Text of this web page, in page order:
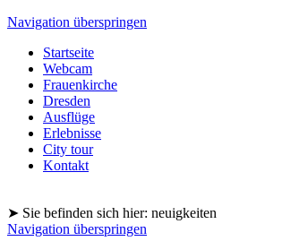
Navigation überspringen
Startseite
Webcam
Frauenkirche
Dresden
Ausflüge
Erlebnisse
City tour
Kontakt
➤ Sie befinden sich hier: neuigkeiten
Navigation überspringen